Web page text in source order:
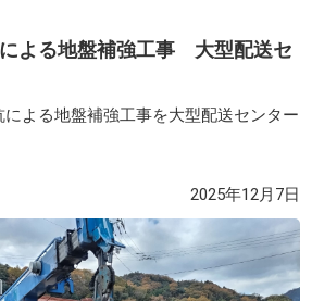
よる地盤補強工事 大型配送セ
よる地盤補強工事を大型配送センター
2025年12月7日